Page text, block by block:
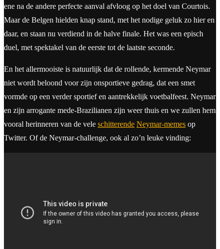
ene na de andere perfecte aanval afvloog op het doel van Courtois.
Maar de Belgen hielden knap stand, met het nodige geluk zo hier en
daar, en staan nu verdiend in de halve finale. Het was een episch
duel, met spektakel van de eerste tot de laatste seconde.
En het allermooiste is natuurlijk dat de rollende, kermende Neymar
niet wordt beloond voor zijn onsportieve gedrag, dat een smet
vormde op een verder sportief en aantrekkelijk voetbalfeest. Neymar
en zijn arrogante mede-Brazilianen zijn weer thuis en we zullen hem
vooral herinneren van de vele schitterende Neymar-memes op
Twitter. Of de Neymar-challenge, ook al zo’n leuke vinding: